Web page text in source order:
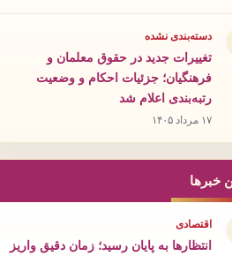
دسته‌بندی نشده
تغییرات جدید در حقوق معلمان و
فرهنگیان؛ جزئیات احکام و وضعیت
رتبه‌بندی اعلام شد
۱۷ مرداد ۱۴۰۵
خبرها
اقتصادی
انتظارها به پایان رسید؛ زمان دقیق واریز